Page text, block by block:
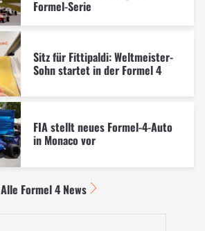
Formel-Serie
Sitz für Fittipaldi: Weltmeister-
Sohn startet in der Formel 4
FIA stellt neues Formel-4-Auto
in Monaco vor
Alle Formel 4 News